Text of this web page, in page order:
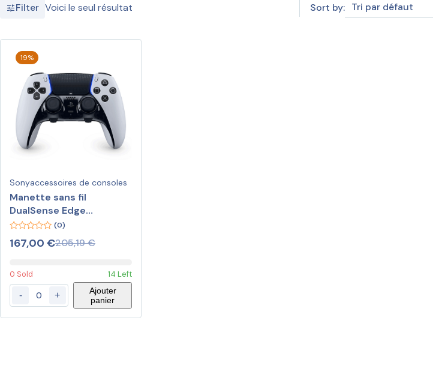
Filter Voici le seul résultat Sort by: Tri par défaut
19%
Sonyaccessoires de consoles
Manette sans fil
DualSense Edge
Wireless-Controller V2,
Gamepad
out
(0)
205,19€
167,00 €
0 Sold 14 Left
- +
Ajouter
panier